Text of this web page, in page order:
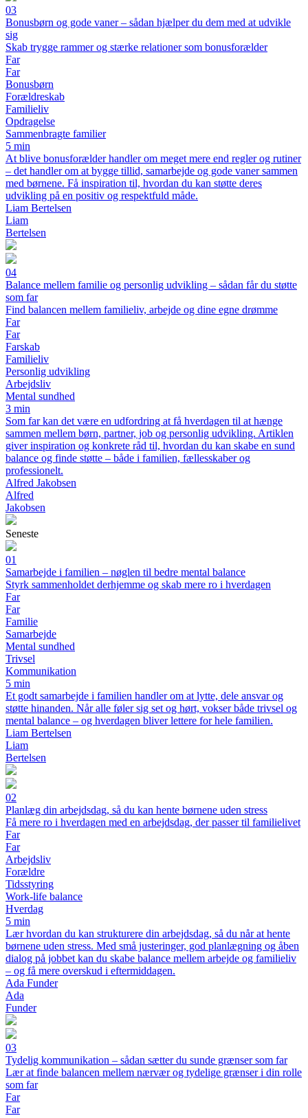
03
Bonusbørn og gode vaner – sådan hjælper du dem med at udvikle
sig
Skab trygge rammer og stærke relationer som bonusforælder
Far
Far
Bonusbørn
Forældreskab
Familieliv
Opdragelse
Sammenbragte familier
5 min
At blive bonusforælder handler om meget mere end regler og rutiner
– det handler om at bygge tillid, samarbejde og gode vaner sammen
med børnene. Få inspiration til, hvordan du kan støtte deres
udvikling på en positiv og respektfuld måde.
Liam Bertelsen
Liam
Bertelsen
04
Balance mellem familie og personlig udvikling – sådan får du støtte
som far
Find balancen mellem familieliv, arbejde og dine egne drømme
Far
Far
Farskab
Familieliv
Personlig udvikling
Arbejdsliv
Mental sundhed
3 min
Som far kan det være en udfordring at få hverdagen til at hænge
sammen mellem børn, partner, job og personlig udvikling. Artiklen
giver inspiration og konkrete råd til, hvordan du kan skabe en sund
balance og finde støtte – både i familien, fællesskaber og
professionelt.
Alfred Jakobsen
Alfred
Jakobsen
Seneste
01
Samarbejde i familien – nøglen til bedre mental balance
Styrk sammenholdet derhjemme og skab mere ro i hverdagen
Far
Far
Familie
Samarbejde
Mental sundhed
Trivsel
Kommunikation
5 min
Et godt samarbejde i familien handler om at lytte, dele ansvar og
støtte hinanden. Når alle føler sig set og hørt, vokser både trivsel og
mental balance – og hverdagen bliver lettere for hele familien.
Liam Bertelsen
Liam
Bertelsen
02
Planlæg din arbejdsdag, så du kan hente børnene uden stress
Få mere ro i hverdagen med en arbejdsdag, der passer til familielivet
Far
Far
Arbejdsliv
Forældre
Tidsstyring
Work-life balance
Hverdag
5 min
Lær hvordan du kan strukturere din arbejdsdag, så du når at hente
børnene uden stress. Med små justeringer, god planlægning og åben
dialog på jobbet kan du skabe balance mellem arbejde og familieliv
– og få mere overskud i eftermiddagen.
Ada Funder
Ada
Funder
03
Tydelig kommunikation – sådan sætter du sunde grænser som far
Lær at finde balancen mellem nærvær og tydelige grænser i din rolle
som far
Far
Far